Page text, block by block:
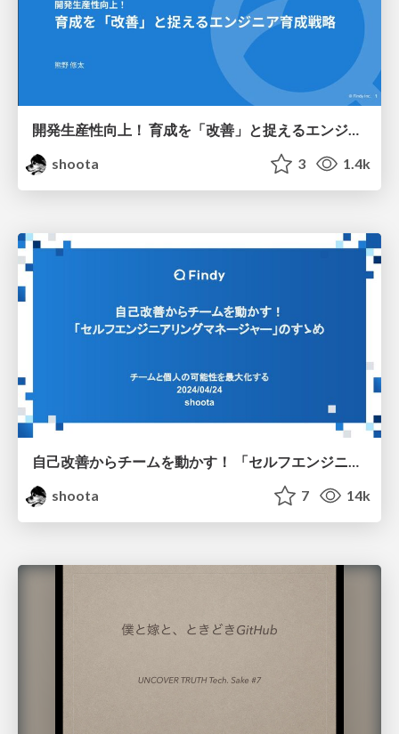
開発生産性向上！ 育成を「改善」と捉えるエンジニア育成戦略
shoota
3 1.4k
自己改善からチームを動かす！ 「セルフエンジニアリングマネージャー」のすゝめ
shoota
7 14k